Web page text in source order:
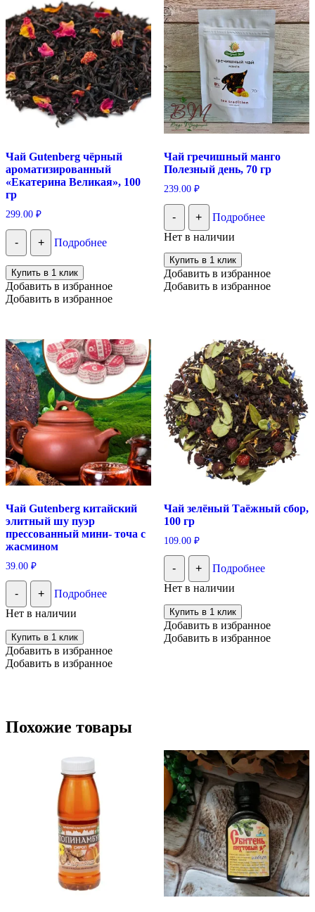
Чай Gutenberg чёрный
ароматизированный
«Екатерина Великая», 100
гр
299.00 ₽
- + Подробнее
Купить в 1 клик
Добавить в избранное
Добавить в избранное
Чай гречишный манго
Полезный день, 70 гр
239.00 ₽
- +
Подробнее
Нет в наличии
Купить в 1 клик
Добавить в избранное
Добавить в избранное
Чай Gutenberg китайский
элитный шу пуэр
прессованный мини- точа с
жасмином
39.00 ₽
- +
Подробнее
Нет в наличии
Купить в 1 клик
Добавить в избранное
Добавить в избранное
Чай зелёный Таёжный сбор,
100 гр
109.00 ₽
- +
Подробнее
Нет в наличии
Купить в 1 клик
Добавить в избранное
Добавить в избранное
Похожие товары